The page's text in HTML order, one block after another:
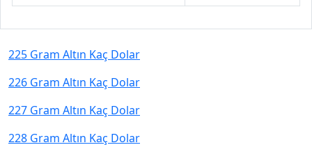
225 Gram Altın Kaç Dolar
226 Gram Altın Kaç Dolar
227 Gram Altın Kaç Dolar
228 Gram Altın Kaç Dolar